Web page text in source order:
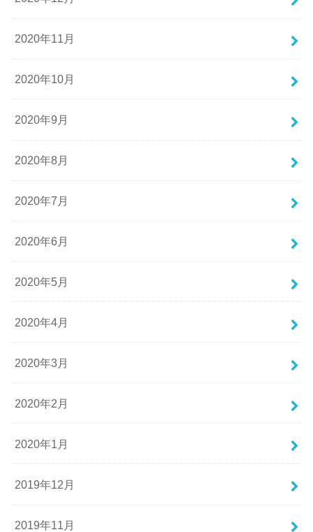
2020年11月
2020年10月
2020年9月
2020年8月
2020年7月
2020年6月
2020年5月
2020年4月
2020年3月
2020年2月
2020年1月
2019年12月
2019年11月